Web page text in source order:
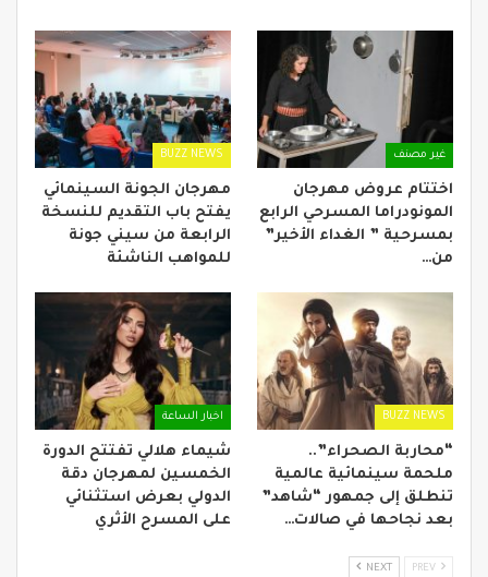
غير مصنف
اختتام عروض مهرجان
المونودراما المسرحي الرابع
بمسرحية ” الغداء الأخير”
من…
BUZZ NEWS
مهرجان الجونة السينمائي
يفتح باب التقديم للنسخة
الرابعة من سيني جونة
للمواهب الناشئة
BUZZ NEWS
“محاربة الصحراء”..
ملحمة سينمائية عالمية
تنطلق إلى جمهور “شاهد”
بعد نجاحها في صالات…
اخبار الساعة
شيماء هلالي تفتتح الدورة
الخمسين لمهرجان دقة
الدولي بعرض استثنائي
على المسرح الأثري
NEXT